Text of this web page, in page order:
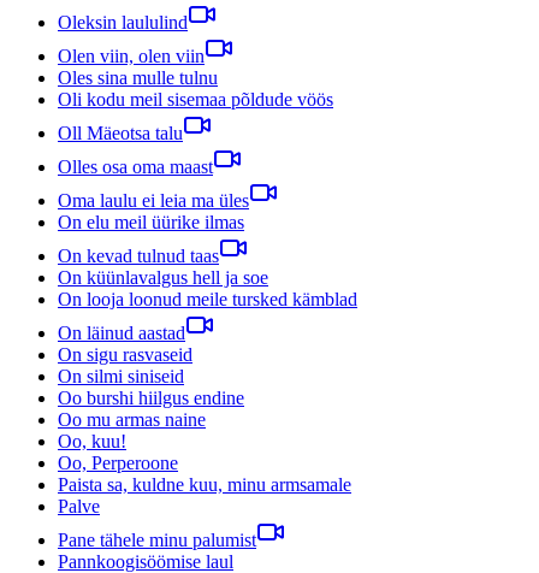
Oleksin laululind
Olen viin, olen viin
Oles sina mulle tulnu
Oli kodu meil sisemaa põldude vöös
Oll Mäeotsa talu
Olles osa oma maast
Oma laulu ei leia ma üles
On elu meil üürike ilmas
On kevad tulnud taas
On küünlavalgus hell ja soe
On looja loonud meile tursked kämblad
On läinud aastad
On sigu rasvaseid
On silmi siniseid
Oo burshi hiilgus endine
Oo mu armas naine
Oo, kuu!
Oo, Perperoone
Paista sa, kuldne kuu, minu armsamale
Palve
Pane tähele minu palumist
Pannkoogisöömise laul